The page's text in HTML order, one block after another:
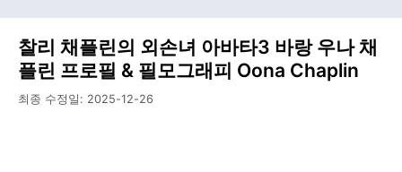
찰리 채플린의 외손녀 아바타3 바랑 우나 채
플린 프로필 & 필모그래피 Oona Chaplin
최종 수정일: 2025-12-26